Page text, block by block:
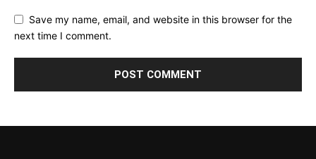
Save my name, email, and website in this browser for the
next time I comment.